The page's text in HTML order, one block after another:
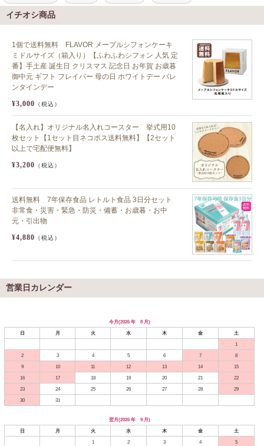
イチオシ商品
1個で送料無料 FLAVOR メープルシフォンケーキ
ミドルサイズ（箱入り）【ふわふわシフォン 人気 定
番】手土産 誕生日 クリスマス 記念日 お年賀 お歳暮
御中元 ギフト フレイバー 母の日 ホワイトデー バレ
ンタインデー
¥3,000 （税込）
【名入れ】オリジナル名入れコースター 挙式用10
枚セット【1セット目ネコポス送料無料】【2セット
以上で宅配便無料】
¥3,200 （税込）
送料無料 7年保存食品 レトルト食品 3日分セット
非常食・災害・緊急・防災・備蓄・お歳暮・お中
元・引出物
¥4,880 （税込）
営業日カレンダー
今月(2026 年 8 月)
日
月 火 水 木 金
土
1
2
3 4 5 6 7
8
9
10 11 12 13 14
15
16
17 18 19 20 21
22
23
24 25 26 27 28
29
30
31
翌月(2026 年 9 月)
日
月 火 水 木 金
土
1
2 3 4
5